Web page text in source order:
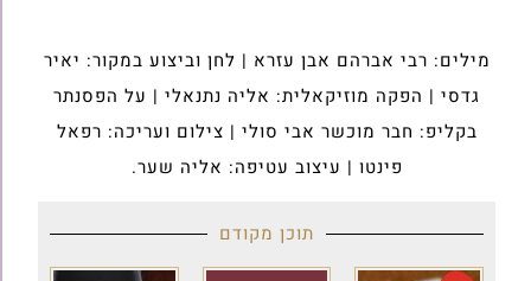
מילים: רבי אברהם אבן עזרא | לחן וביצוע במקור: יאיר
גדסי | הפקה מוזיקאלית: אליה נתנאלי | על הפסנתר
בקליפ: חבר מוכשר אבי סולי | צילום ועריכה: רפאל
פינטו | עיצוב עטיפה: אליה שער.
תוכן מקודם